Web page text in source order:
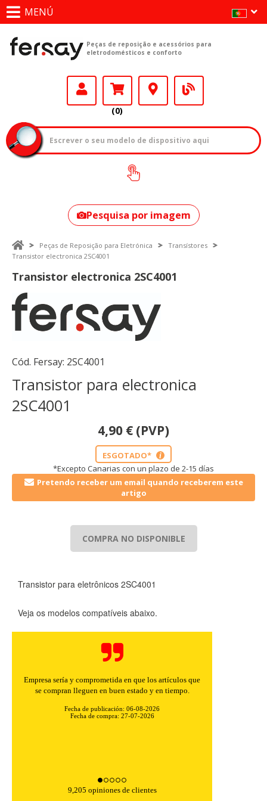
MENÚ
Peças de reposição e acessórios para
eletrodomésticos e conforto
(0)
Como encontrar
o seu modelo?
Pesquisa por imagem
Peças de Reposição para Eletrónica
Transístores
Transistor electronica 2SC4001
Transistor electronica 2SC4001
Cód. Fersay: 2SC4001
Transistor para electronica
2SC4001
4,90 € (PVP)
ESGOTADO* i
*Excepto Canarias con un plazo de 2-15 días
Pretendo receber um email quando receberem este
artigo
COMPRA NO DISPONIBLE
Transistor para eletrônicos 2SC4001
Veja os modelos compatíveis abaixo.
Empresa sería y comprometida en que los artículos que
se compran lleguen en buen estado y en tiempo.
Fecha de publicación: 06-08-2026
Fecha de compra: 27-07-2026
9,205 opiniones de clientes